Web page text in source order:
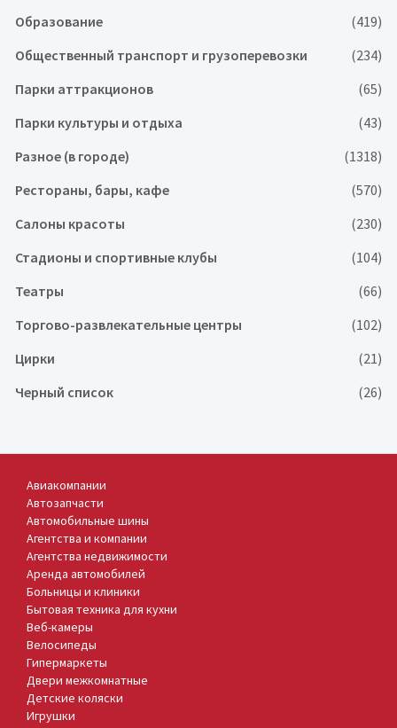
Образование
(419)
Общественный транспорт и грузоперевозки
(234)
Парки аттракционов
(65)
Парки культуры и отдыха
(43)
Разное (в городе)
(1318)
Рестораны, бары, кафе
(570)
Салоны красоты
(230)
Стадионы и спортивные клубы
(104)
Театры
(66)
Торгово-развлекательные центры
(102)
Цирки
(21)
Черный список
(26)
Авиакомпании
Автозапчасти
Автомобильные шины
Агентства и компании
Агентства недвижимости
Аренда автомобилей
Больницы и клиники
Бытовая техника для кухни
Веб-камеры
Велосипеды
Гипермаркеты
Двери межкомнатные
Детские коляски
Игрушки